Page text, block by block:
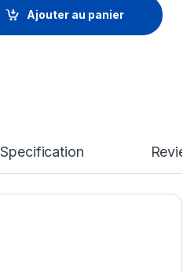
Plus - licence - 1 périphérique
Ajouter au panier
Specification